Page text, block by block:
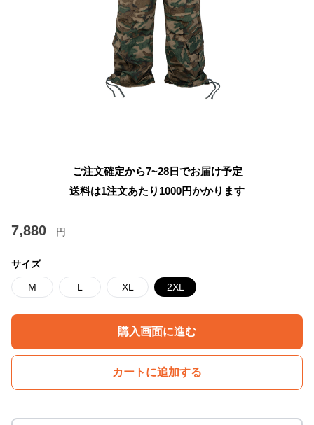
ご注文確定から7~28日でお届け予定
送料は1注文あたり 1000円かかります
7,880 円
サイズ
M L XL 2XL
購入画面に進む
カートに追加する